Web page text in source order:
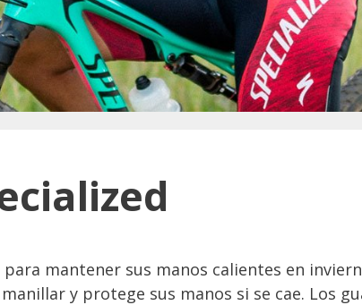
mantener sus manos calientes en
y protege sus manos si se cae. Los